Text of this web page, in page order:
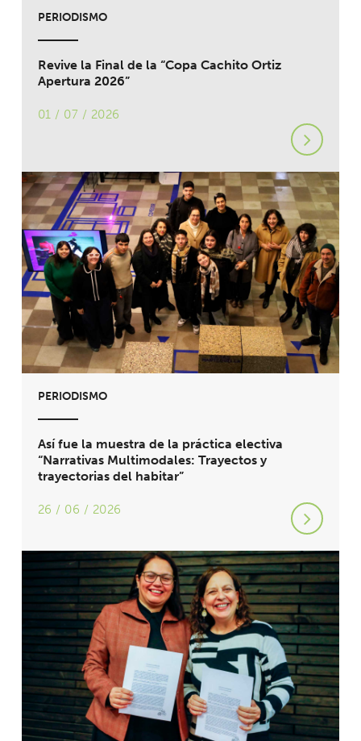
PERIODISMO
Revive la Final de la “Copa Cachito Ortiz
Apertura 2026”
01 / 07 / 2026
PERIODISMO
Así fue la muestra de la práctica electiva
“Narrativas Multimodales: Trayectos y
trayectorias del habitar”
26 / 06 / 2026